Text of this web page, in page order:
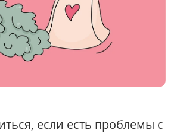
если есть проблемы с